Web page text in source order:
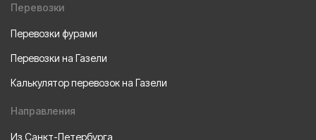
Перевозки
Перевозки фурами
Перевозки на Газели
Калькулятор перевозок на Газели
Направления
Из Санкт-Петербурга